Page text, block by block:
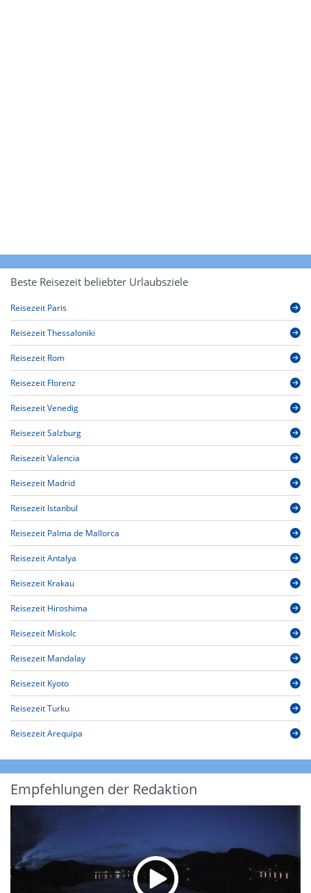
Beste Reisezeit beliebter Urlaubsziele
Reisezeit Paris
Reisezeit Thessaloniki
Reisezeit Rom
Reisezeit Florenz
Reisezeit Venedig
Reisezeit Salzburg
Reisezeit Valencia
Reisezeit Madrid
Reisezeit Istanbul
Reisezeit Palma de Mallorca
Reisezeit Antalya
Reisezeit Krakau
Reisezeit Hiroshima
Reisezeit Miskolc
Reisezeit Mandalay
Reisezeit Kyoto
Reisezeit Turku
Reisezeit Arequipa
Empfehlungen der Redaktion